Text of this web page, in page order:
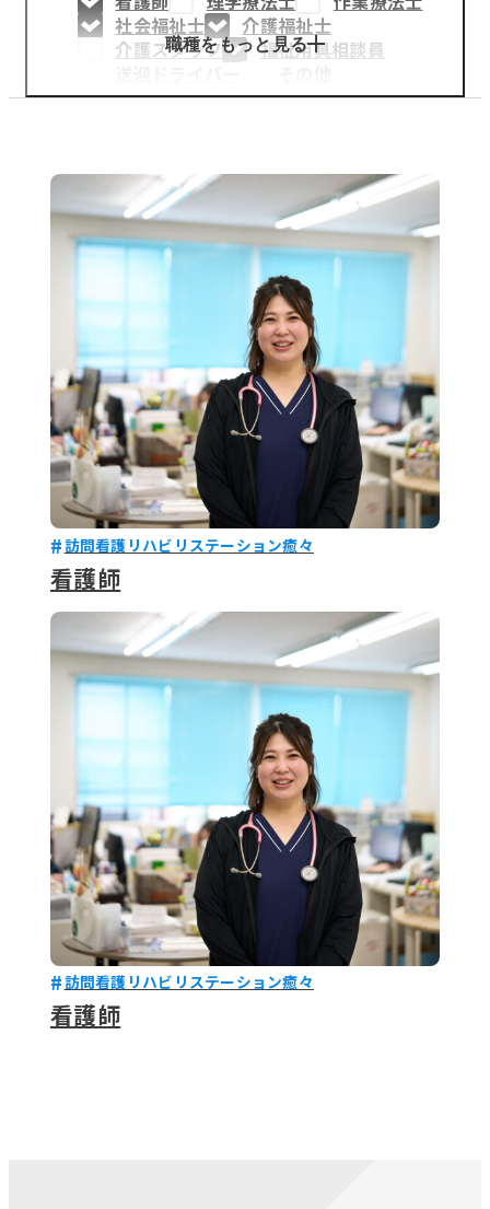
医療・介護事業
募集職種
お知らせ
社会福祉士
介護福祉士
介護スタッフ
福祉用具相談員
職種をもっと見る
訪問看護リハビリステーション癒々
看護師
訪問看護リハビリステーション癒々
看護師